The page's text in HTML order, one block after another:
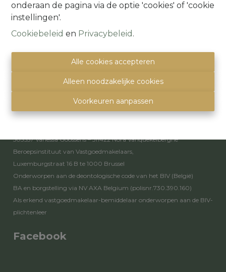
onderaan de pagina via de optie 'cookies' of 'cookie
instellingen'.
Cookiebeleid en Privacybeleid .
Alle cookies accepteren
Alleen noodzakelijke cookies
Voorkeuren aanpassen
Alsembergsesteenweg 259
1501 Halle (Buizingen)
(Parking naast de deur)
Privacy statement
Toezichthoudende autoriteit
503557 Vanessa Goossens – 511422 Nora Vanquekelberghe
Beroepsinstituut van Vastgoedmakelaars,
Luxemburgstraat 16 B te 1000 Brussel
Onderworpen aan de deontologische code van het BIV (België)
BA en borgstelling via NV AXA Belgium (polisnr.730.390.160)
Als erkend vastgoedmakelaar-bemiddelaar onderworpen aan de BIV-
plichtenleer
Facebook